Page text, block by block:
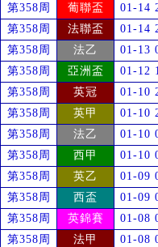
第358周
葡聯盃 01-14
第358周
法聯盃 01-14
第358周
法乙 01-13
第358周
亞洲盃 01-12
第358周
英冠 01-10
第358周
英甲 01-10
第358周
法乙 01-10
第358周
西甲 01-10
第358周
英乙 01-09
第358周
西盃 01-09
第358周
英錦賽 01-08
第358周
法甲 01-08